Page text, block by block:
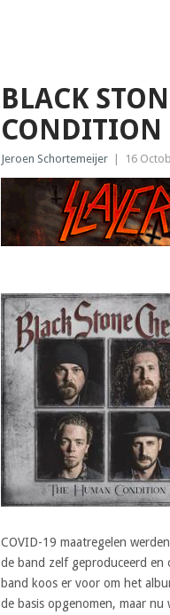
BLACK
CONDITION
Jeroen Schortemeijer 16
COVID-19 maatregelen
de band zelf geproduceerd en
band koos er voor om het
de basis opgenomen, maar